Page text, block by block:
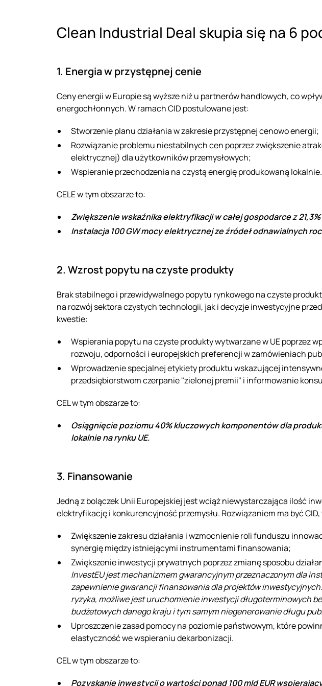
Clean Industrial Deal skupia się na 6
1. Energia w przystępnej cenie
Ceny energii w Europie są wyższe niż u partnerów handlowych, co
energochłonnych. W ramach CID postulowane jest:
Stworzenie planu działania w zakresie przystępnej cenowo energii;
Rozwiązanie problemu niestabilnych cen poprzez zwiększenie
elektrycznej) dla użytkowników przemysłowych;
Wspieranie przechodzenia na czystą energię produkowaną lokalnie.
CELE w tym obszarze to:
Zwiększenie wskaźnika elektryfikacji w całej gospodarce z 21,3%
Instalacja 100 GW mocy elektrycznej ze źródeł odnawialnych
2. Wzrost popytu na czyste produkty
Brak stabilnego i przewidywalnego popytu rynkowego na czyste
na rozwój sektora czystych technologii, jak i decyzje inwestycyjne
kwestie:
Wspierania popytu na czyste produkty wytwarzane w UE poprzez
rozwoju, odporności i europejskich preferencji w zamówieniach
Wprowadzenie specjalnej etykiety produktu wskazującej
przedsiębiorstwom czerpanie "zielonej premii" i informowanie
CEL w tym obszarze to:
Osiągnięcie poziomu 40% kluczowych komponentów dla
lokalnie na rynku UE.
3. Finansowanie
Jedną z bolączek Unii Europejskiej jest wciąż niewystarczająca ilość
elektryfikację i konkurencyjność przemysłu. Rozwiązaniem ma być
Zwiększenie zakresu działania i wzmocnienie roli funduszu
synergię między istniejącymi instrumentami finansowania;
Zwiększenie inwestycji prywatnych poprzez zmianę sposobu
InvestEU jest mechanizmem gwarancyjnym przeznaczonym dla
zapewnienie gwarancji finansowania dla projektów
ryzyka, możliwe jest uruchomienie inwestycji długoterminowych
budżetowych danego kraju i tym samym niegenerowanie długu
Uproszczenie zasad pomocy na poziomie państwowym, które
elastyczność we wspieraniu dekarbonizacji.
CEL w tym obszarze to:
Pozyskanie inwestycji o wartości ponad 100 mld EUR